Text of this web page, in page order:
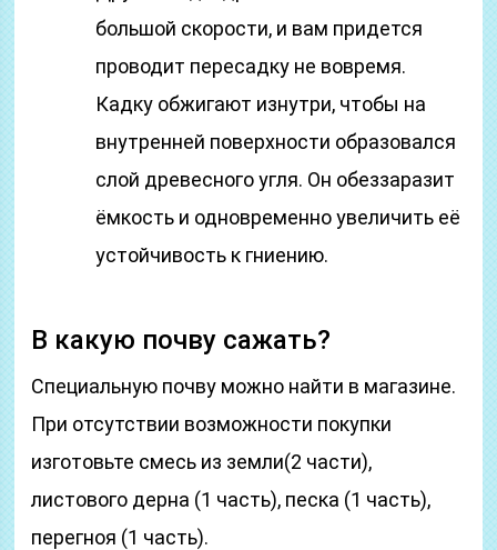
большой скорости, и вам придется
проводит пересадку не вовремя.
Кадку обжигают изнутри, чтобы на
внутренней поверхности образовался
слой древесного угля. Он обеззаразит
ёмкость и одновременно увеличить её
устойчивость к гниению.
В какую почву сажать?
Специальную почву можно найти в магазине.
При отсутствии возможности покупки
изготовьте смесь из земли(2 части),
листового дерна (1 часть), песка (1 часть),
перегноя (1 часть).